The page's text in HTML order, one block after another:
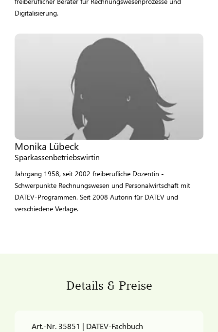
Digitalisierung.
Monika Lübeck
Sparkassenbetriebswirtin
Jahrgang 1958, seit 2002 freiberufliche Dozentin -
Schwerpunkte Rechnungswesen und Personalwirtschaft mit
DATEV-Programmen. Seit 2008 Autorin für DATEV und
verschiedene Verlage.
Details & Preise
Art.-Nr. 35851 | DATEV-Fachbuch